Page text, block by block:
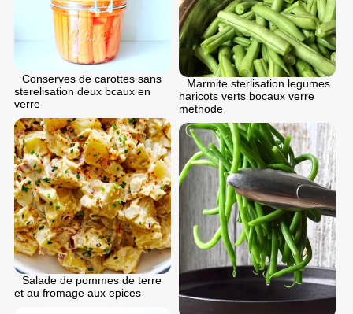
Conserves de carottes sans
sterelisation deux bcaux en
verre
Marmite sterlisation legumes
haricots verts bocaux verre
methode
Salade de pommes de terre
et au fromage aux epices